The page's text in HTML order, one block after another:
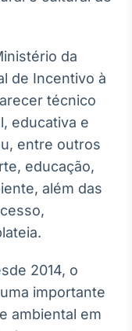
da
de Incentivo à
técnico
educativa e
entre outros
educação,
além das
2014, o
importante
ambiental em